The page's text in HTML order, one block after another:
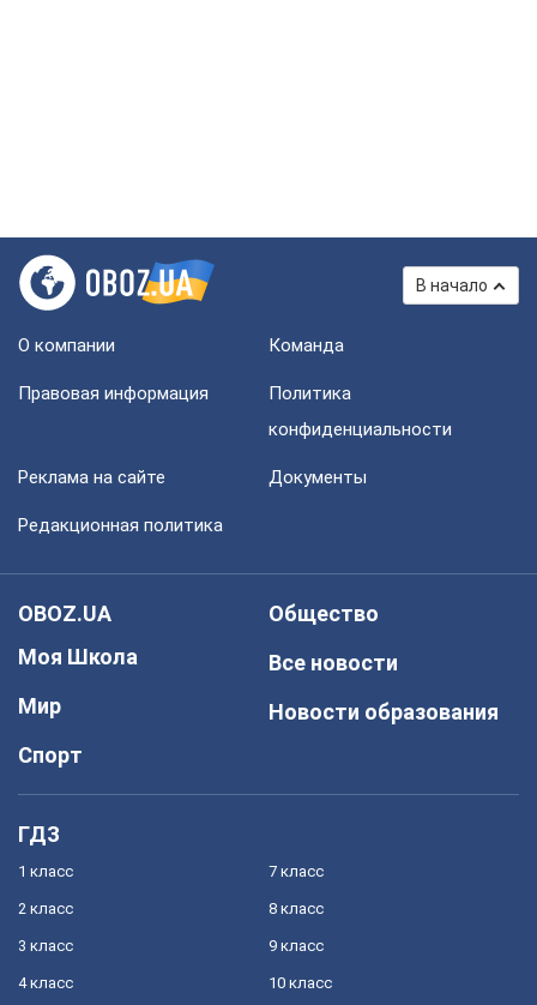
В начало
О компании Команда
Правовая информация
Политика
конфиденциальности
Реклама на сайте Документы
Редакционная политика
OBOZ.UA
Моя Школа
Мир
Спорт
Общество
Все новости
Новости образования
ГДЗ
1 класс
2 класс
3 класс
4 класс
7 класс
8 класс
9 класс
10 класс